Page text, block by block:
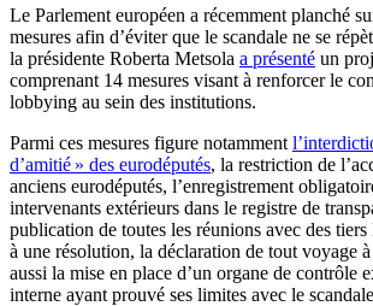
Le Parlement européen a récemment planché
mesures afin d’éviter que le scandale ne se
la présidente Roberta Metsola a présenté un
comprenant 14 mesures visant à renforcer le
lobbying au sein des institutions.
Parmi ces mesures figure notamment l’
d’amitié » des eurodéputés, la restriction de
anciens eurodéputés, l’enregistrement
intervenants extérieurs dans le registre de
publication de toutes les réunions avec des
à une résolution, la déclaration de tout voyage à
aussi la mise en place d’un organe de contrôle
interne ayant prouvé ses limites avec le